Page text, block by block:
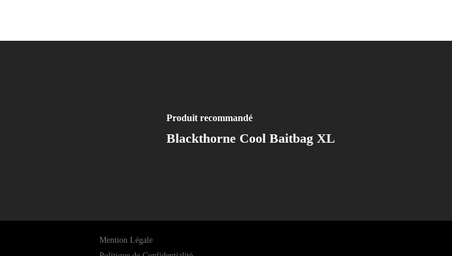
Produit recommandé
Blackthorne Cool Baitbag XL
Mention Légale